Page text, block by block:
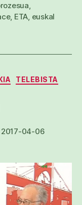
,
, ETA, euskal
TELEBISTA
2017-04-06